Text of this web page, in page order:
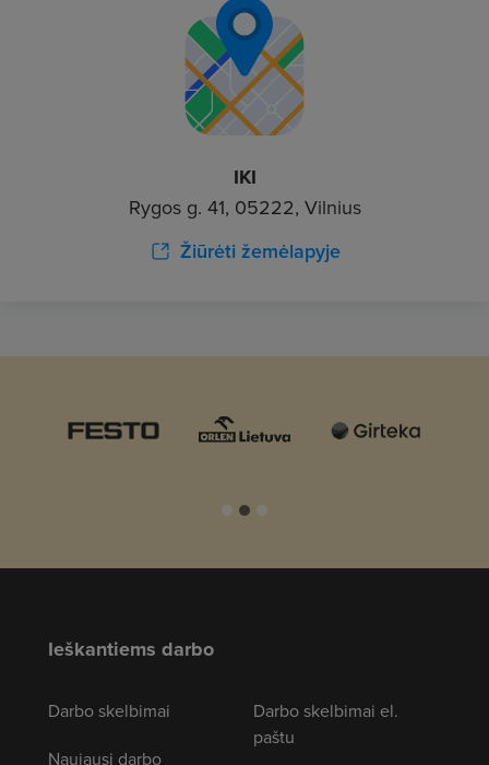
IKI
Rygos g. 41, 05222, Vilnius
Žiūrėti žemėlapyje
Ieškantiems darbo
Darbo skelbimai
Naujausi darbo
Darbo skelbimai el.
paštu